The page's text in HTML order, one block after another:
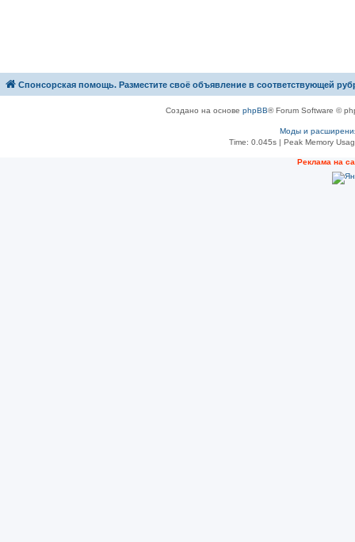
Спонсорская помощь. Разместите своё объявление в соответствующей
Создано на основе phpBB® Forum Software ©
Моды и
Time: 0.045s| Peak Memory
Рeклама на